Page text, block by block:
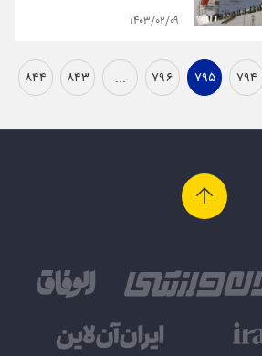
۱۴۰۳/۰۲/۰۹
۷۹۴ ۷۹۵ ۷۹۶ ... ۸۴۳ ۸۴۴